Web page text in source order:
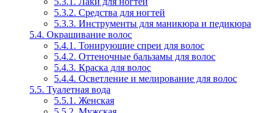
5.3.2. Средства для ногтей
5.3.3. Инструменты для маникюра и педикюра
5.4. Окрашивание волос
5.4.1. Тонирующие спреи для волос
5.4.2. Оттеночные бальзамы для волос
5.4.3. Краска для волос
5.4.4. Осветление и мелирование для волос
5.5. Туалетная вода
5.5.1. Женская